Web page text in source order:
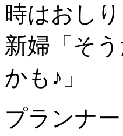
時はおし
新婦「そ
かも♪」
プランナ